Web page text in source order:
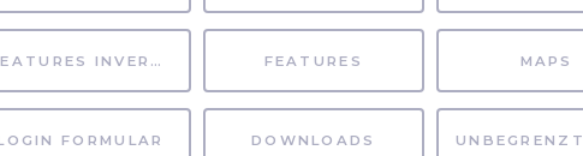
FEATURES INVERTIERT FEATURES MAPS
FORMULAR DOWNLOADS